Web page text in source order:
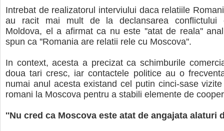
Intrebat de realizatorul interviului daca relatiile
au racit mai mult de la declansarea conflictului
Moldova, el a afirmat ca nu este ''atat de reala''
spun ca ''Romania are relatii rele cu Moscova''.
In context, acesta a precizat ca schimburile
doua tari cresc, iar contactele politice au o
numai anul acesta existand cel putin cinci-sase
romani la Moscova pentru a stabili elemente de
''Nu cred ca Moscova este atat de angajata alaturi